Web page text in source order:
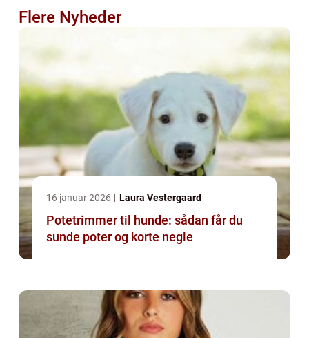
Flere Nyheder
16 januar 2026 Laura Vestergaard
Potetrimmer til hunde: sådan får du
sunde poter og korte negle